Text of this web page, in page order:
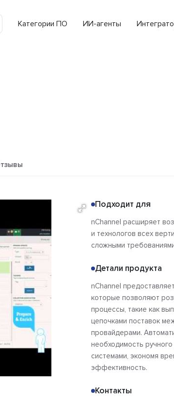
Категории ПО ИИ-агенты
Подходит для
nChannel расширяет
и технологов всех
сложными
Детали продукта
nChannel
которые позволяют
процессы, такие как
цепочками поставок
провайдерами.
необходимость
системами, экономя
эффективность.
Контакты